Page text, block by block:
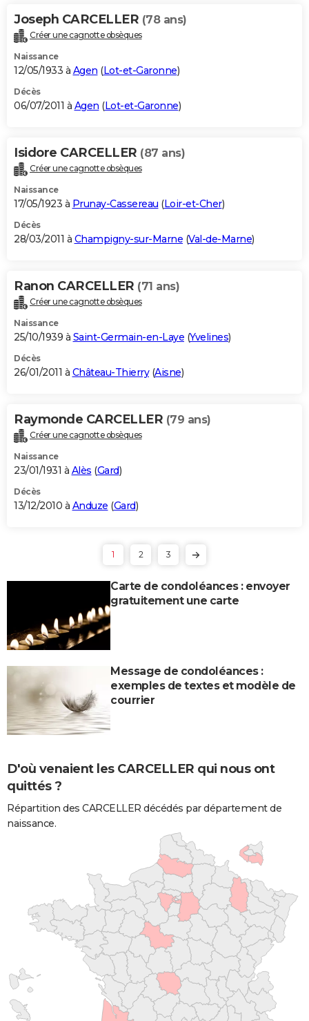
Joseph CARCELLER (78 ans)
Créer une cagnotte obsèques
Naissance
12/05/1933 à Agen (Lot-et-Garonne)
Décès
06/07/2011 à Agen (Lot-et-Garonne)
Isidore CARCELLER (87 ans)
Créer une cagnotte obsèques
Naissance
17/05/1923 à Prunay-Cassereau (Loir-et-Cher)
Décès
28/03/2011 à Champigny-sur-Marne (Val-de-Marne)
Ranon CARCELLER (71 ans)
Créer une cagnotte obsèques
Naissance
25/10/1939 à Saint-Germain-en-Laye (Yvelines)
Décès
26/01/2011 à Château-Thierry(Aisne)
Raymonde CARCELLER (79 ans)
Créer une cagnotte obsèques
Naissance
23/01/1931 à Alès (Gard)
Décès
13/12/2010 à Anduze (Gard)
1 2 3
Carte de condoléances : envoyer
gratuitement une carte
Message de condoléances :
exemples de textes et modèle de
courrier
D'où venaient les CARCELLER qui nous ont
quittés ?
Répartition des CARCELLER décédés par département de
naissance.